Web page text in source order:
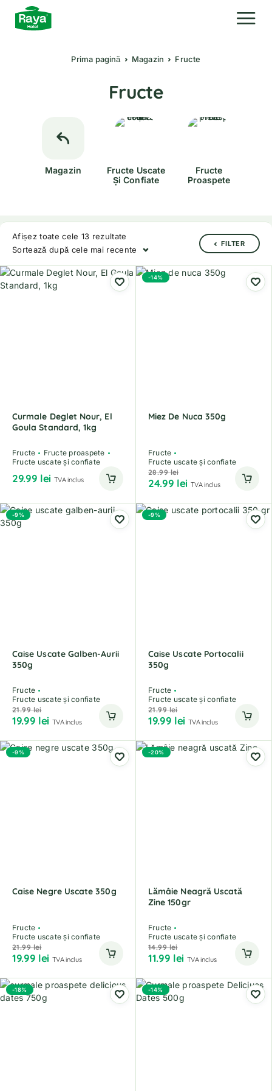
Prima pagină Magazin Fructe
Fructe
Magazin
Fructe Uscate
Și Confiate
Fructe
Proaspete
Afișez toate cele 13 rezultate
Sortează după cele mai recente
FILTER
Curmale Deglet Nour, El
Goula Standard, 1kg
Fructe
Fructe proaspete
Fructe uscate și confiate
29.99 lei TVA inclus
-14%
Miez De Nuca 350g
Fructe
Fructe uscate și confiate
28.99lei
24.99 lei TVA inclus
-9%
Caise Uscate Galben-Aurii
350g
Fructe
Fructe uscate și confiate
21.99lei
19.99 lei TVA inclus
-9%
Caise Uscate Portocalii
350g
Fructe
Fructe uscate și confiate
21.99lei
19.99 lei TVA inclus
-9%
Caise Negre Uscate 350g
Fructe
Fructe uscate și confiate
21.99lei
19.99 lei TVA inclus
-20%
Lămâie Neagră Uscată
Zine 150gr
Fructe
Fructe uscate și confiate
14.99lei
11.99 lei TVA inclus
-18% -14%